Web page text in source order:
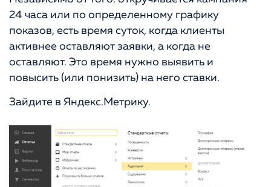
24 часа или по определенному графику
показов, есть время суток, когда клиенты
активнее оставляют заявки, а когда не
оставляют. Это время нужно выявить и
повысить (или понизить) на него ставки.
Зайдите в Яндекс.Метрику.